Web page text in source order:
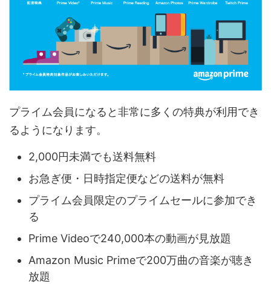
プライム会員になると非常に多くの特典が利用でき
るようになります。
2,000円未満でも送料無料
お急ぎ便・日時指定便などの送料が無料
プライム会員限定のプライムセールに参加でき
る
Prime Videoで240,000本の動画が見放題
Amazon Music Primeで200万曲の音楽が聴き
放題